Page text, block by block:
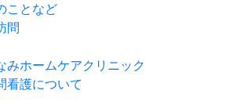
ことなど
問
みホームケアクリニック
看護について